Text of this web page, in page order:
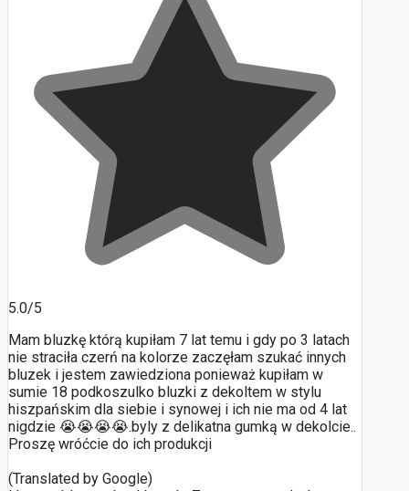
5.0/5
Mam bluzkę którą kupiłam 7 lat temu i gdy po 3 latach
nie straciła czerń na kolorze zaczęłam szukać innych
bluzek i jestem zawiedziona ponieważ kupiłam w
sumie 18 podkoszulko bluzki z dekoltem w stylu
hiszpańskim dla siebie i synowej i ich nie ma od 4 lat
nigdzie 😭😭😭😭.byly z delikatna gumką w dekolcie..
Proszę wróćcie do ich produkcji
(Translated by Google)